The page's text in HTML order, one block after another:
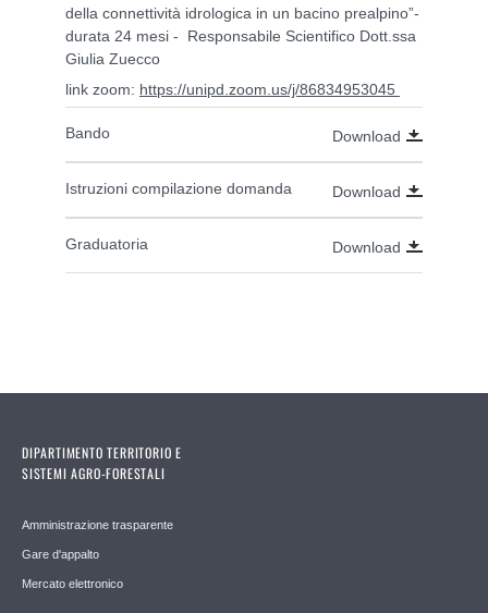
della connettività idrologica in un bacino prealpino”-
durata 24 mesi - Responsabile Scientifico Dott.ssa
Giulia Zuecco
link zoom: https://unipd.zoom.us/j/86834953045
Bando Download
Istruzioni compilazione domanda Download
Graduatoria Download
DIPARTIMENTO TERRITORIO E
SISTEMI AGRO-FORESTALI
Amministrazione trasparente
Gare d'appalto
Mercato elettronico